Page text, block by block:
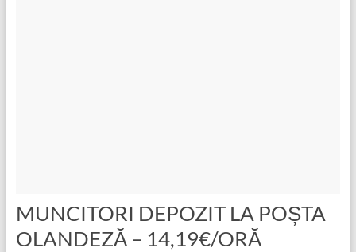
MUNCITORI DEPOZIT LA POȘTA
OLANDEZĂ – 14,19€/ORĂ